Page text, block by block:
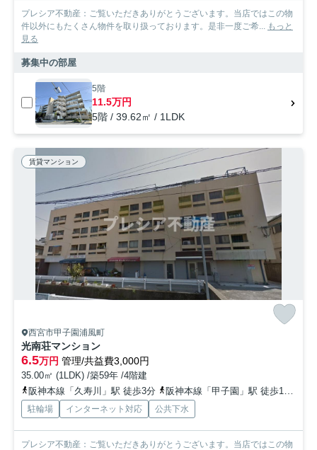
プレシア不動産：ご覧いただきありがとうございます。当店ではこの物
件以外にもたくさん物件を取り扱っております。是非一度ご希...
もっと
見る
募集中の部屋
5階
11.5万円
5階 / 39.62㎡ / 1LDK
賃貸マンション
西宮市甲子園浦風町
光南荘マンション
6.5万円 管理/共益費3,000円
35.00㎡ (1LDK) /築59年 /4階建
阪神本線「久寿川」駅 徒歩3分
阪神本線「甲子園」駅 徒歩10分
駐輪場 インターネット対応 公共下水
プレシア不動産：ご覧いただきありがとうございます。当店ではこの物